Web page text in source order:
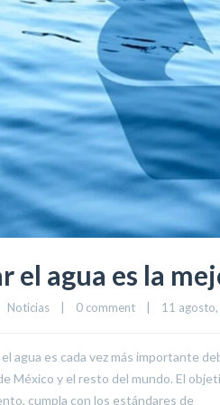
el agua es la
Noticias 0 comment 11
agua es cada vez más importante
México y el resto del mundo. El
cumpla con los estándares de